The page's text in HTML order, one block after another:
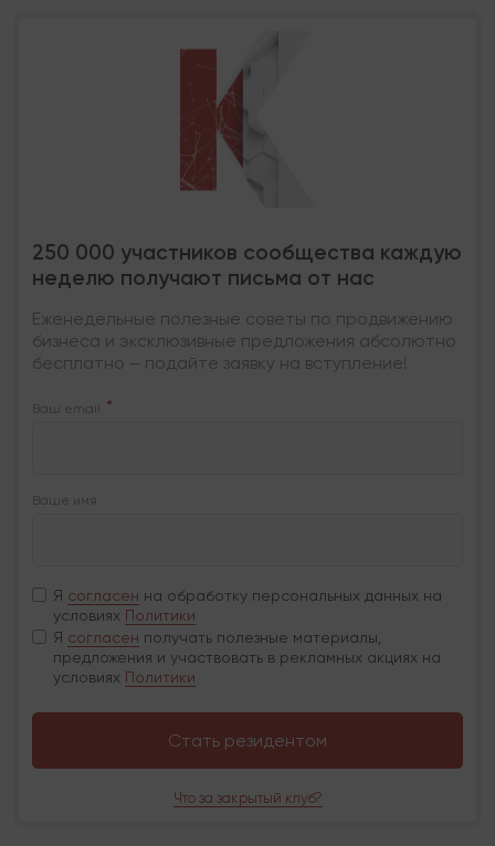
250 000 участников сообщества каждую
неделю получают письма от нас
Еженедельные полезные советы по продвижению
бизнеса и эксклюзивные предложения абсолютно
бесплатно – подайте заявку на вступление!
Ваш email
Ваше имя
Я согласен на обработку персональных данных на
условиях Политики
Я согласен получать полезные материалы,
предложения и участвовать в рекламных акциях на
условиях Политики
Стать резидентом
Что за закрытый клуб?